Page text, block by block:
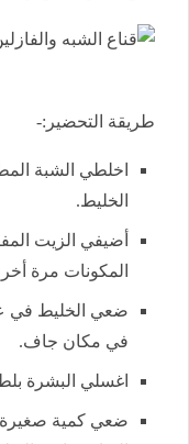
طريقة التحضير:-
اخلطي الشبة
الخليط.
أضيفي الزيت
المكونات مرة
ضعي الخليط في
في مكان جاف.
اغسلي البشرة
ضعي كمية صغيرة